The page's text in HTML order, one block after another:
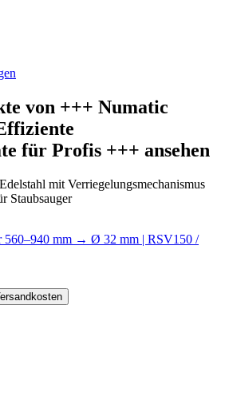
von +++ Numatic
für Profis +++ ansehen
560–940 mm → Ø 32 mm | RSV150 /